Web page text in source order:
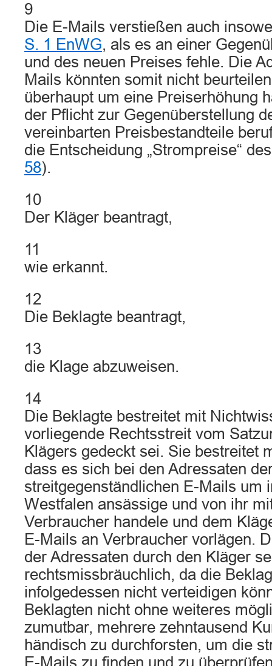
9
Die E-Mails verstießen auch
S. 1 EnWG, als es an einer
und des neuen Preises fehle. Die
Mails könnten somit nicht
überhaupt um eine Preiserhöhung
der Pflicht zur Gegenüberstellung
vereinbarten Preisbestandteile
die Entscheidung „Strompreise“
58).
10
Der Kläger beantragt,
11
wie erkannt.
12
Die Beklagte beantragt,
13
die Klage abzuweisen.
14
Die Beklagte bestreitet mit
vorliegende Rechtsstreit vom
Klägers gedeckt sei. Sie bestreitet
dass es sich bei den Adressaten
streitgegenständlichen E-Mails um
Westfalen ansässige und von ihr
Verbraucher handele und dem
E-Mails an Verbraucher vorlägen.
der Adressaten durch den Kläger
rechtsmissbräuchlich, da die
infolgedessen nicht verteidigen
Beklagten nicht ohne weiteres
zumutbar, mehrere zehntausend
händisch zu durchforsten, um die
E-Mails zu finden und zu